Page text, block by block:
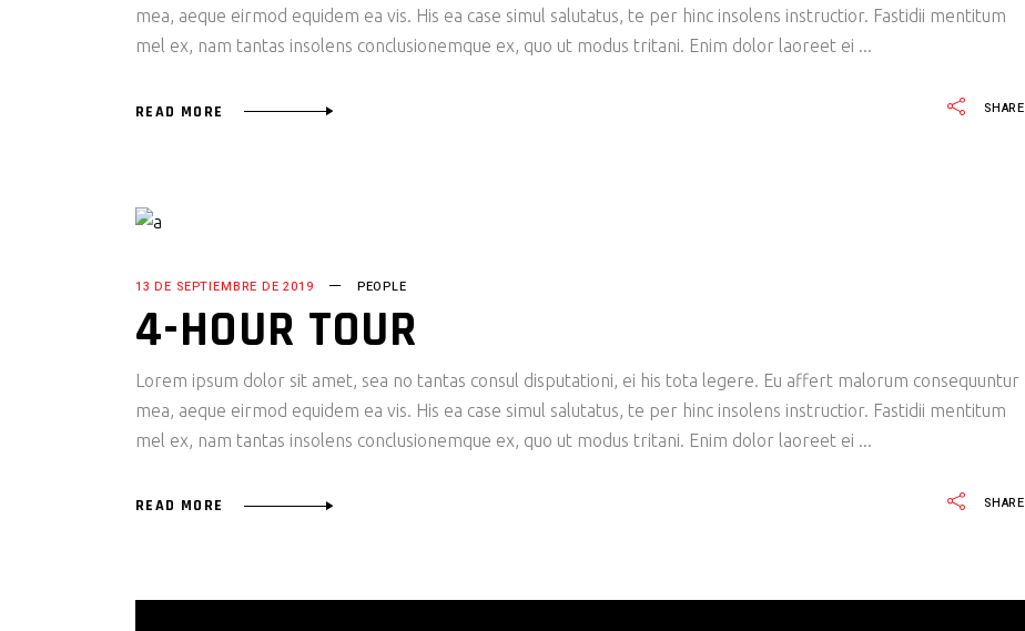
mea, aeque eirmod equidem ea vis. His ea case simul salutatus, te per hinc insolens instructior. Fastidii mentitum
mel ex, nam tantas insolens conclusionemque ex, quo ut modus tritani. Enim dolor laoreet ei
READ MORE SHARE
13 DE SEPTIEMBRE DE 2019 PEOPLE
4-HOUR TOUR
Lorem ipsum dolor sit amet, sea no tantas consul disputationi, ei his tota legere. Eu affert malorum consequuntur
mea, aeque eirmod equidem ea vis. His ea case simul salutatus, te per hinc insolens instructior. Fastidii mentitum
mel ex, nam tantas insolens conclusionemque ex, quo ut modus tritani. Enim dolor laoreet ei
READ MORE SHARE